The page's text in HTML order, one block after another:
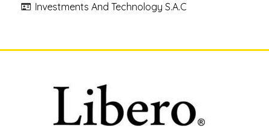
Investments And Technology S.A.C